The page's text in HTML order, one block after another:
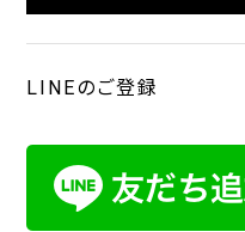
LINEのご登録